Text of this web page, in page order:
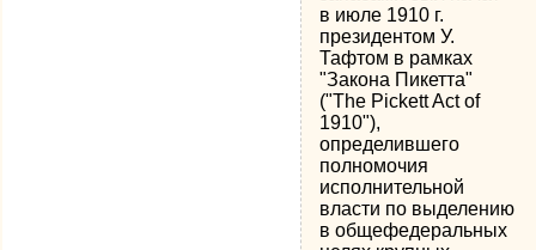
в июле 1910 г.
президентом У.
Тафтом в рамках
"Закона Пикетта"
("The Pickett Act of
1910"),
определившего
полномочия
исполнительной
власти по выделению
в общефедеральных